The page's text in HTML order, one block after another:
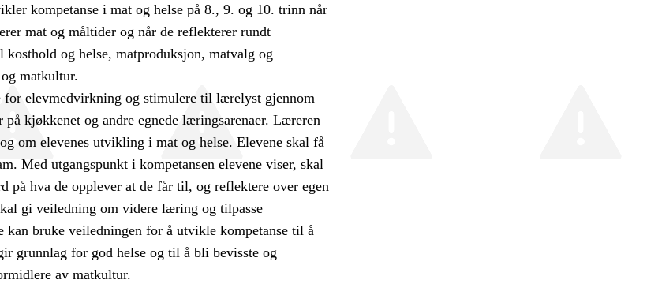
kompetanse i mat og helse på 8., 9. og 10. trinn når
mat og måltider og når de reflekterer rundt
og helse, matproduksjon, matvalg og
matkultur.
elevmedvirkning og stimulere til lærelyst gjennom
på kjøkkenet og andre egnede læringsarenaer. Læreren
om elevenes utvikling i mat og helse. Elevene skal få
Med utgangspunkt i kompetansen elevene viser, skal
på hva de opplever at de får til, og reflektere over egen
gi veiledning om videre læring og tilpasse
kan bruke veiledningen for å utvikle kompetanse til å
grunnlag for god helse og til å bli bevisste og
av matkultur.